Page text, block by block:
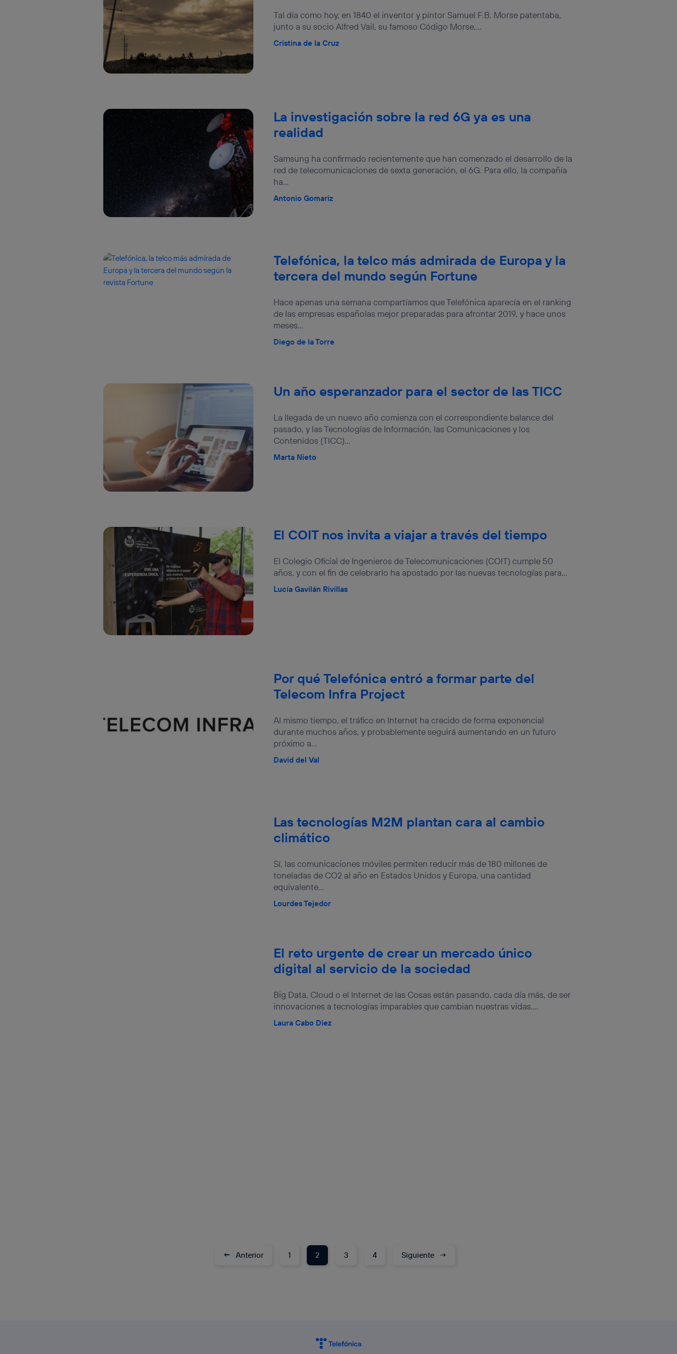
Tal día como hoy, en 1840 el inventor y pintor Samuel F.B. Morse patentaba,
junto a su socio Alfred Vail, su famoso Código Morse,...
Cristina de la Cruz
La investigación sobre la red 6G ya es una
realidad
Samsung ha confirmado recientemente que han comenzado el desarrollo de la
red de telecomunicaciones de sexta generación, el 6G. Para ello, la compañía
ha...
Antonio Gomariz
Telefónica, la telco más admirada de Europa y la
tercera del mundo según Fortune
Hace apenas una semana compartíamos que Telefónica aparecía en el ranking
de las empresas españolas mejor preparadas para afrontar 2019, y hace unos
meses...
Diego de la Torre
Un año esperanzador para el sector de las TICC
La llegada de un nuevo año comienza con el correspondiente balance del
pasado, y las Tecnologías de Información, las Comunicaciones y los
Contenidos (TICC)...
Marta Nieto
El COIT nos invita a viajar a través del tiempo
El Colegio Oficial de Ingenieros de Telecomunicaciones (COIT) cumple 50
años, y con el fin de celebrarlo ha apostado por las nuevas tecnologías para...
Lucía Gavilán Rivillas
Por qué Telefónica entró a formar parte del
Telecom Infra Project
Al mismo tiempo, el tráfico en Internet ha crecido de forma exponencial
durante muchos años, y probablemente seguirá aumentando en un futuro
próximo a...
David del Val
Las tecnologías M2M plantan cara al cambio
climático
Sí, las comunicaciones móviles permiten reducir más de 180 millones de
toneladas de CO2 al año en Estados Unidos y Europa, una cantidad
equivalente...
Lourdes Tejedor
El reto urgente de crear un mercado único
digital al servicio de la sociedad
Big Data, Cloud o el Internet de las Cosas están pasando, cada día más, de ser
innovaciones a tecnologías imparables que cambian nuestras vidas....
Laura Cabo Diez
← Anterior 1 2 3 4 Siguiente →
Si utilizas unaconexión de banda ancha
realizará en función de las actividades de navegación de los miembros del hogar que
hayan dado su consentimiento.
Si utilizasdatos móviles
únicamente en la navegación del usuario del móvil.
Puedes gestionar los consentimientos Utiq seleccionando “Administrar Utiq” en la parte
inferior de esta página web o visitando el